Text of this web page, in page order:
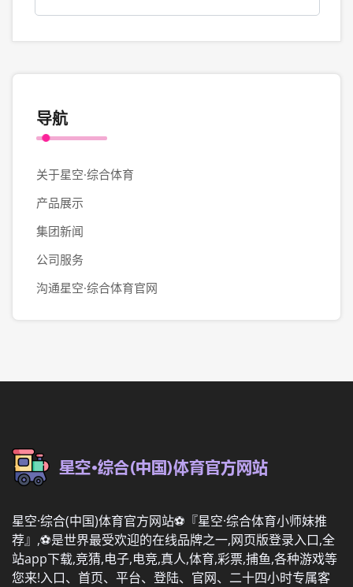
导航
关于星空·综合体育
产品展示
集团新闻
公司服务
沟通星空·综合体育官网
星空·综合(中国)体育官方网站⚽️『星空·综合体育小师妹推
荐』,⚽️是世界最受欢迎的在线品牌之一,网页版登录入口,全
站app下载,竞猜,电子,电竞,真人,体育,彩票,捕鱼,各种游戏等
您来!入口、首页、平台、登陆、官网、二十四小时专属客